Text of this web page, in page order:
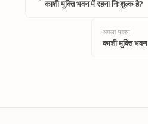
काशी मुक्ति भवन में रहना निःशुल्क है?
अगला प्रश्न
काशी मुक्ति